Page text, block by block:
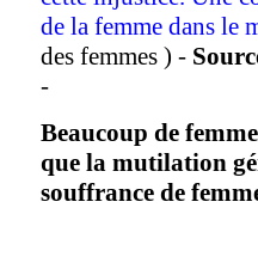
de la femme dans le
des femmes ) -
-
Beaucoup de
que la mutilation
souffrance de